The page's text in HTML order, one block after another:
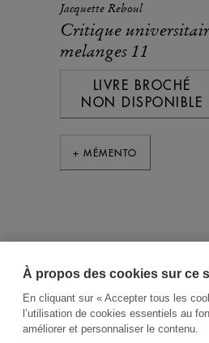
À propos des cookies sur ce
En cliquant sur « Accepter tous les
l’utilisation de cookies essentiels au
améliorer et personnaliser le contenu.
Jacquette Reboul
Critique
melanges 11
LIVRE BROCHÉ
NON DISPONIBLE
+ MÉMENTO
RECHERCHE